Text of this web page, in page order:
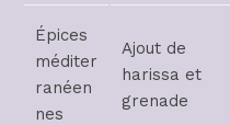
Épices
méditer
ranéen
nes
Ajout de
harissa et
grenade